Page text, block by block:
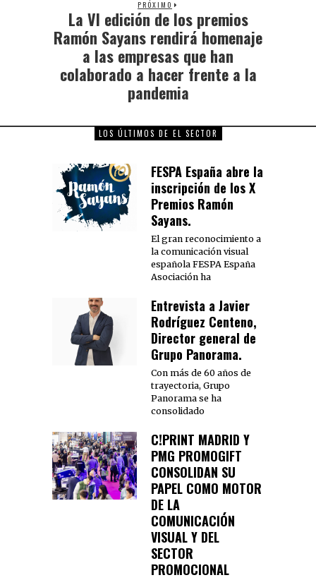
PRÓXIMO
La VI edición de los premios
Ramón Sayans rendirá homenaje
a las empresas que han
colaborado a hacer frente a la
pandemia
LOS ÚLTIMOS DE EL SECTOR
FESPA España abre la
inscripción de los X
Premios Ramón
Sayans.
El gran reconocimiento a
la comunicación visual
española FESPA España
Asociación ha
Entrevista a Javier
Rodríguez Centeno,
Director general de
Grupo Panorama.
Con más de 60 años de
trayectoria, Grupo
Panorama se ha
consolidado
C!PRINT MADRID Y
PMG PROMOGIFT
CONSOLIDAN SU
PAPEL COMO MOTOR
DE LA
COMUNICACIÓN
VISUAL Y DEL
SECTOR
PROMOCIONAL